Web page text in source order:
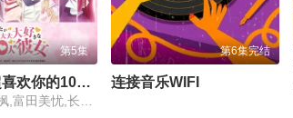
第5集
超超超超超喜欢你的100个女朋友第三季
加藤涉,本渡枫,富田美忧,长绳麻理亚,濑户麻沙美,朝井彩加,上坂堇,进藤天音,三森铃子,高桥李依,Lynn,高尾奏音,石原夏织,竹达彩奈,千叶繁,上田祐司
第6集完结
连接音乐WIFI